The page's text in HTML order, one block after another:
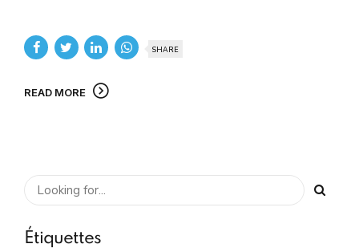
SHARE
READ MORE
Étiquettes